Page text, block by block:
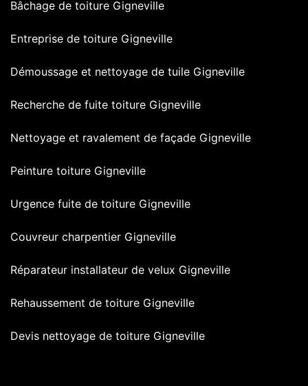
Bâchage de toiture Gigneville
Entreprise de toiture Gigneville
Démoussage et nettoyage de tuile Gigneville
Recherche de fuite toiture Gigneville
Nettoyage et ravalement de façade Gigneville
Peinture toiture Gigneville
Urgence fuite de toiture Gigneville
Couvreur charpentier Gigneville
Réparateur installateur de velux Gigneville
Rehaussement de toiture Gigneville
Devis nettoyage de toiture Gigneville